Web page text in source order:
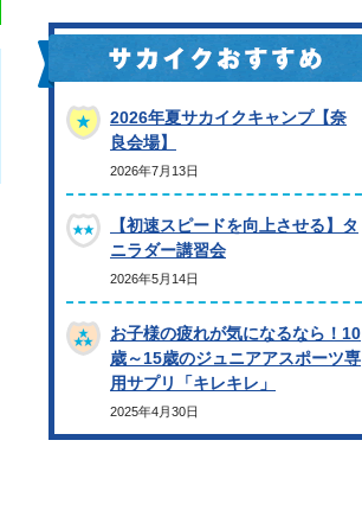
2026年夏サカイクキャンプ【奈
良会場】
2026年7月13日
【初速スピードを向上させる】タ
ニラダー講習会
2026年5月14日
お子様の疲れが気になるなら！10
歳～15歳のジュニアアスポーツ専
用サプリ「キレキレ」
2025年4月30日